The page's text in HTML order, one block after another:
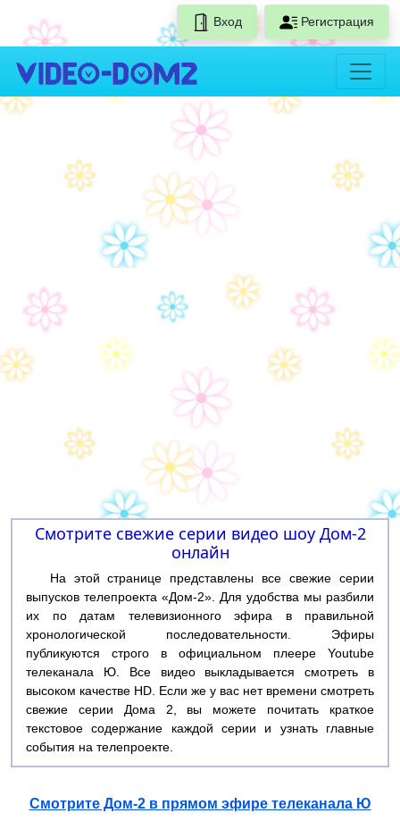
Вход Регистрация
Смотрите свежие серии видео шоу Дом-2
онлайн
На этой странице представлены все свежие серии
выпусков телепроекта «Дом-2». Для удобства мы разбили
их по датам телевизионного эфира в правильной
хронологической последовательности. Эфиры
публикуются строго в официальном плеере Youtube
телеканала Ю. Все видео выкладывается смотреть в
высоком качестве HD. Если же у вас нет времени смотреть
свежие серии Дома 2, вы можете почитать краткое
текстовое содержание каждой серии и узнать главные
события на телепроекте.
Смотрите Дом-2 в прямом эфире телеканала Ю